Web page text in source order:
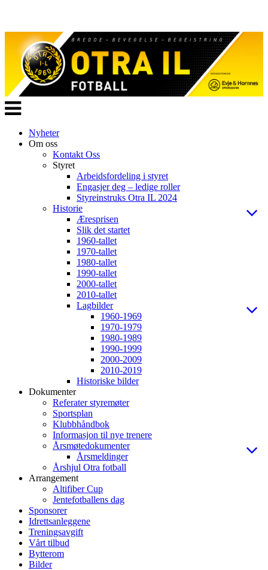
Veksle
navigasjon
Nyheter
Om oss
Kontakt Oss
Styret
Arbeidsfordeling i styret
Engasjer deg – ledige roller
Styreinstruks Otra IL 2024
Historie
Æresprisen
Slik det startet
1960-tallet
1970-tallet
1980-tallet
1990-tallet
2000-tallet
2010-tallet
Lagbilder
1960-1969
1970-1979
1980-1989
1990-1999
2000-2009
2010-2019
Historiske bilder
Dokumenter
Referater styremøter
Sportsplan
Klubbhåndbok
Informasjon til nye trenere
Årsmøtedokumenter
Årsmeldinger
Årshjul Otra fotball
Arrangement
Altifiber Cup
Jentefotballens dag
Sponsorer
Idrettsanleggene
Treningsavgift
Vårt tilbud
Bytterom
Bilder